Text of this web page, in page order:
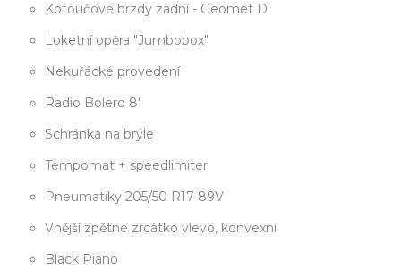
Kotoučové brzdy zadní - Geomet D
Loketní opěra "Jumbobox"
Nekuřácké provedení
Radio Bolero 8"
Schránka na brýle
Tempomat + speedlimiter
Pneumatiky 205/50 R17 89V
Vnější zpětné zrcátko vlevo, konvexní
Black Piano